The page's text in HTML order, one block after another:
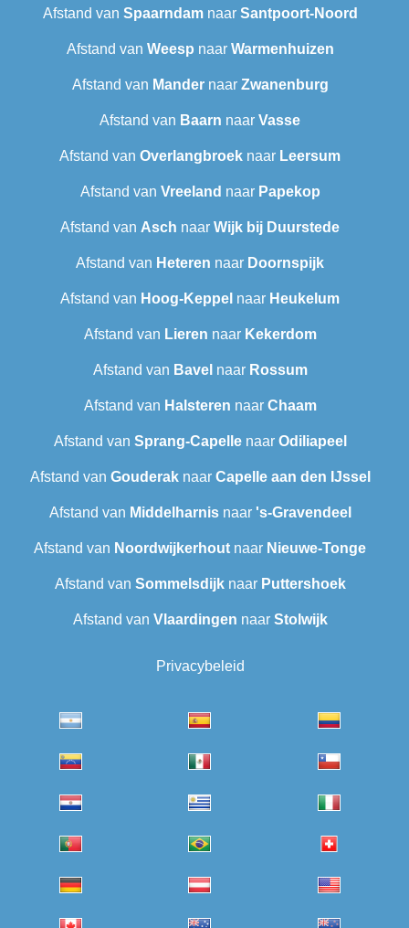
Afstand van Spaarndamnaar Santpoort-Noord
Afstand van Weesp naar Warmenhuizen
Afstand van Mandernaar Zwanenburg
Afstand van Baarn naar Vasse
Afstand van Overlangbroek naar Leersum
Afstand van Vreeland naar Papekop
Afstand van Asch naar Wijk bij Duurstede
Afstand van Heteren naar Doornspijk
Afstand van Hoog-Keppel naar Heukelum
Afstand van Lieren naar Kekerdom
Afstand van Bavel naar Rossum
Afstand van Halsteren naar Chaam
Afstand van Sprang-Capellenaar Odiliapeel
Afstand van Gouderaknaar Capelle aan den IJssel
Afstand van Middelharnisnaar 's-Gravendeel
Afstand van Noordwijkerhout naar Nieuwe-Tonge
Afstand van Sommelsdijknaar Puttershoek
Afstand van Vlaardingen naar Stolwijk
Privacybeleid